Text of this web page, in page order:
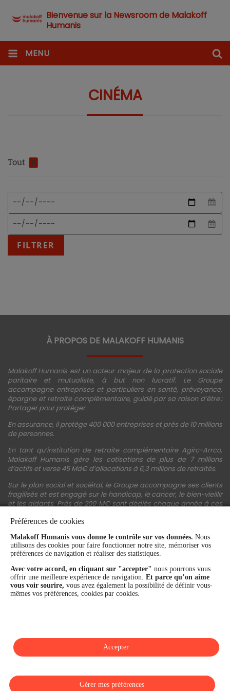
Bienvenue sur la Newsroom de Malakoff
Humanis
MENU
CINÉMA
Tout 0
Date
début
Date
Format
date
attendu
:
JJ/MM/AAAA
FILTRER
À PROPOS DE MALAKOFF HUMANIS
Malakoff Humanis est un acteur majeur de la protection sociale
paritaire et mutualiste, à but non lucratif. Le Groupe
accompagne entreprises et particuliers en santé, prévoyance,
épargne et retraite complémentaire, guidé par sa raison d’être :
Partager pour protéger.
En assurance, il protège 400 000 entreprises et près de 10 millions
de personnes.
En tant qu’institution de retraite complémentaire Agirc-Arrco,
Malakoff Humanis gère les cotisations de plus de 7 millions
d’actifs et verse 45 Md€ d’allocations à 6,3 millions de retraités.
Sur le plan social et sociétal, le Groupe accompagne ses clients
fragilisés et est engagé sur le handicap, le cancer, le bien-vieillir
et les aidants. Près de 200 M€ sont dédiés chaque année à ces
financière et la performance du Groupe sont confirmées par une
notation A+ attribuée depuis 4 ans par S&P Global Ratings et
Fitch Ratings. Sur les plans extra-financiers, Malakoff Humanis
figure parmi les 2% des entreprises les mieux notées au monde
en matière de critères RSE (Ecovadis, niveau Gold - 81/100 en
2026). Enfin, Malakoff Humanis est certifié Top Employer France
par le Top Employers Institute depuis 3 ans.
Préférences de cookies
Malakoff Humanis vous donne le contrôle sur vos données. Nous
utilisons des cookies pour faire fonctionner notre site, mémoriser vos
préférences de navigation et réaliser des statistiques.
Avec votre accord, en cliquant sur "accepter" nous pourrons vous
offrir une meilleure expérience de navigation. Et parce qu’on aime
vous voir sourire, vous avez également la possibilité de définir vous-
mêmes vos préférences, cookies par cookies.
Gérer mes préférences
Accepter